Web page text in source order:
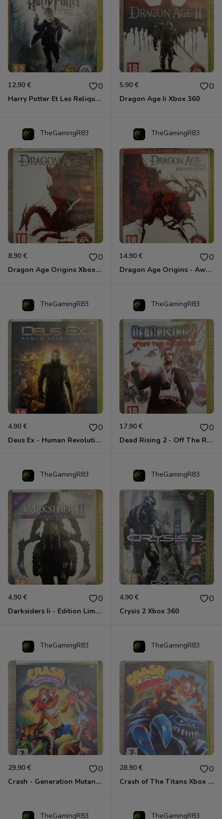
12.90 € 0
Harry Potter Et Les Reliques De La Mort - 1ère Partie Xbox 360
5.90 € 0
Dragon Age Ii Xbox 360
TheGamingR83
8.90 € 0
Dragon Age Origins Xbox 360
TheGamingR83
14.90 € 0
Dragon Age Origins - Awakening Xbox 360
TheGamingR83
4.90 € 0
Deus Ex - Human Revolution Xbox 360
TheGamingR83
17.90 € 0
Dead Rising 2 - Off The Record Xbox 360
TheGamingR83
4.90 € 0
Darksiders Ii - Edition Limitée Xbox 360
TheGamingR83
4.90 € 0
Crysis 2 Xbox 360
TheGamingR83
29.90 € 0
Crash - Generation Mutant Xbox 360
TheGamingR83
28.90 € 0
Crash of The Titans Xbox 360
TheGamingR83 TheGamingR83